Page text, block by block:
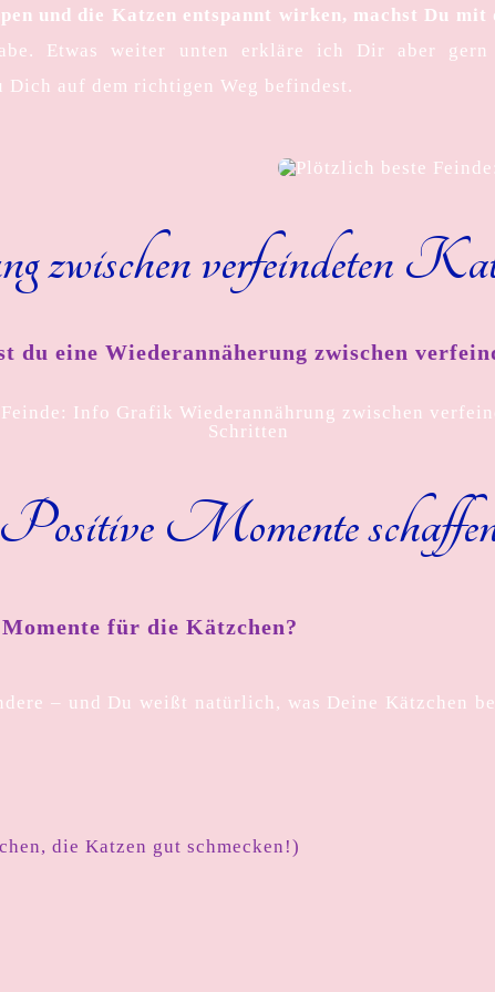
und die Katzen entspannt wirken, machst Du mit
Etwas weiter unten erkläre ich Dir aber gern
Dich auf dem richtigen Weg befindest.
zwischen verfeindeten
du eine Wiederannäherung zwischen
Positive Momente
für die Kätzchen?
– und Du weißt natürlich, was Deine Kätzchen
die Katzen gut schmecken!)